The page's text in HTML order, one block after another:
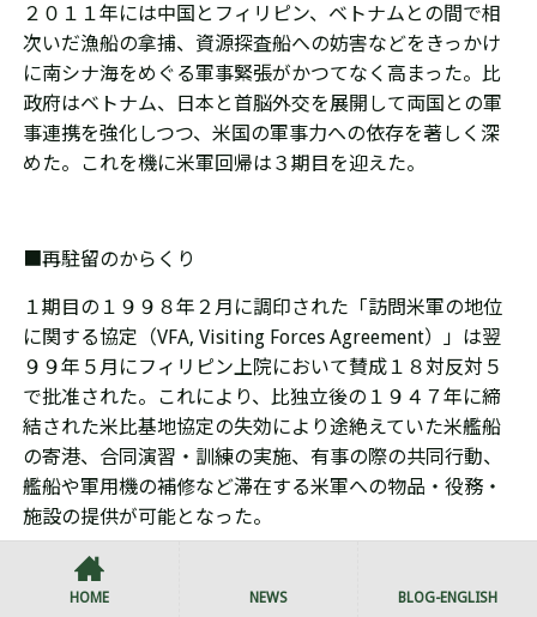
２０１１年には中国とフィリピン、ベトナムとの間で相
次いだ漁船の拿捕、資源探査船への妨害などをきっかけ
に南シナ海をめぐる軍事緊張がかつてなく高まった。比
政府はベトナム、日本と首脳外交を展開して両国との軍
事連携を強化しつつ、米国の軍事力への依存を著しく深
めた。これを機に米軍回帰は３期目を迎えた。
■再駐留のからくり
１期目の１９９８年２月に調印された「訪問米軍の地位
に関する協定（VFA, Visiting Forces Agreement）」は翌
９９年５月にフィリピン上院において賛成１８対反対５
で批准された。これにより、比独立後の１９４７年に締
結された米比基地協定の失効により途絶えていた米艦船
の寄港、合同演習・訓練の実施、有事の際の共同行動、
艦船や軍用機の補修など滞在する米軍への物品・役務・
施設の提供が可能となった。
HOME NEWS BLOG-ENGLISH